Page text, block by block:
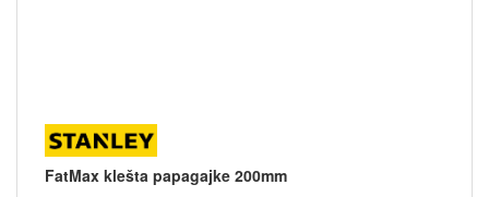
FatMax klešta papagajke 200mm